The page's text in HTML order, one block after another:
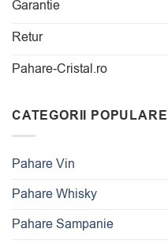
Garantie
Retur
Pahare-Cristal.ro
CATEGORII POPULARE
Pahare Vin
Pahare Whisky
Pahare Sampanie